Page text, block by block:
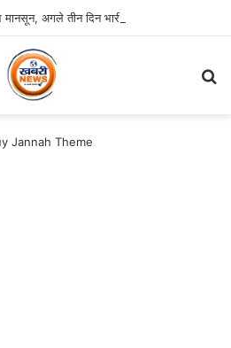
अगले तीन दिन भारी बारिश का अलर्ट